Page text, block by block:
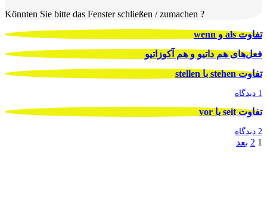
Könnten Sie bitte das Fenster schließen / zumachen ?
تفاوت als و wenn
فعل‌های هم داتیو و هم آکوزاتیو
تفاوت stehen با stellen
1 دیدگاه
تفاوت seit با vor
2 دیدگاه
1
2 بعد